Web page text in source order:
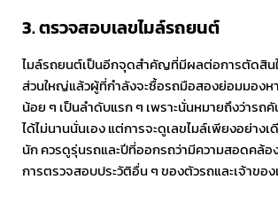
3. ตรวจสอบเลขไมล์รถยนต์
ไมล์รถยนต์เป็นอีกจุดสำคัญที่มีผลต่อการตัดสิน
ส่วนใหญ่แล้วผู้ที่กำลังจะซื้อรถมือสองย่อมมองห
น้อย ๆ เป็นลำดับแรก ๆ เพราะนั่นหมายถึงว่ารถ
ได้ไม่นานนั่นเอง แต่การจะดูเลขไมล์เพียงอย่าง
นัก ควรดูรุ่นรถและปีที่ออกรถว่ามีความสอดคล้อ
การตรวจสอบประวัติอื่น ๆ ของตัวรถและเจ้าขอ